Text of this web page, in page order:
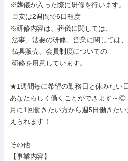
※葬儀が入った際に研修を行います。
※研修内容は、葬儀に関しては、
★1週間毎に希望の勤務日と休みたい
あなたらしく働くことができます～◎
月に1回働きたい方から週5日働きた
えられます！
その他
【事業内容】